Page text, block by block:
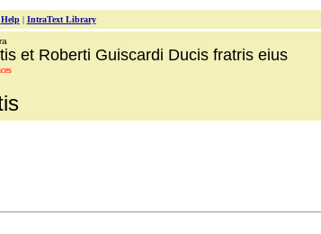
Help| IntraText Library
et Roberti Guiscardi Ducis fratris eius